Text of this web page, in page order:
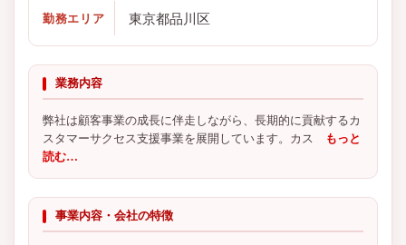
勤務エリア 東京都品川区
業務内容
弊社は顧客事業の成長に伴走しながら、長期的に貢献するカ
スタマーサクセス支援事業を展開しています。カス もっと
読む…
事業内容・会社の特徴